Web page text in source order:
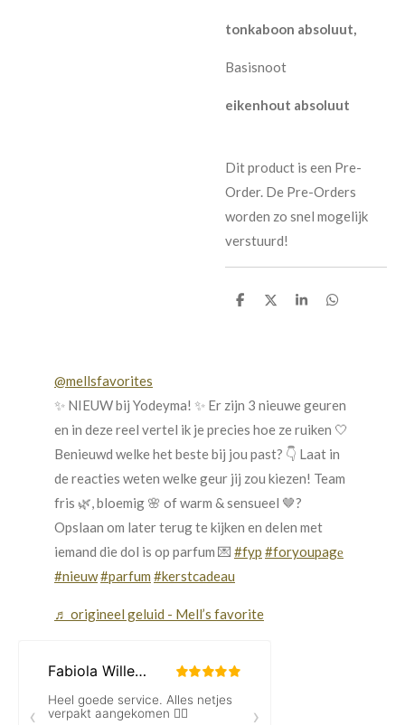
tonkaboon absoluut,
Basisnoot
eikenhout absoluut
Dit product is een Pre-
Order. De Pre-Orders
worden zo snel mogelijk
verstuurd!
D
D
S
D
@mellsfavorites
✨ NIEUW bij Yodeyma! ✨ Er zijn 3 nieuwe geuren
en in deze reel vertel ik je precies hoe ze ruiken 🤍
Benieuwd welke het beste bij jou past? 👇 Laat in
de reacties weten welke geur jij zou kiezen! Team
fris 🌿, bloemig 🌸 of warm & sensueel 🤎?
Opslaan om later terug te kijken en delen met
iemand die dol is op parfum 💌 #fyp #foryoupagе
#nieuw#parfum #kerstcadeau
♬ origineel geluid - Mell’s favorite